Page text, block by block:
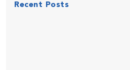
Recent Posts